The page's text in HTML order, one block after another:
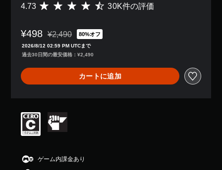
評
は
3
0
、
平
均
は
段
の
4.73 30K件の評価
¥498 通常価格¥2,490より値引き
¥2,490 80%オフ
2026/8/12 02:59 PM UTCまで
過去30日間の最安価格：¥2,490
カートに追加
ゲーム内課金あり